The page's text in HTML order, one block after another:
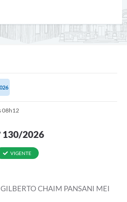
08h12
130/2026
VIGENTE
GILBERTO CHAIM PANSANI MEI